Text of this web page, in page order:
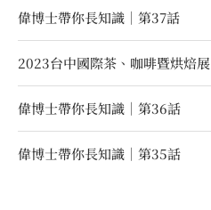
偉博士帶你長知識｜第37話
2023台中國際茶、咖啡暨烘焙展
偉博士帶你長知識｜第36話
偉博士帶你長知識｜第35話